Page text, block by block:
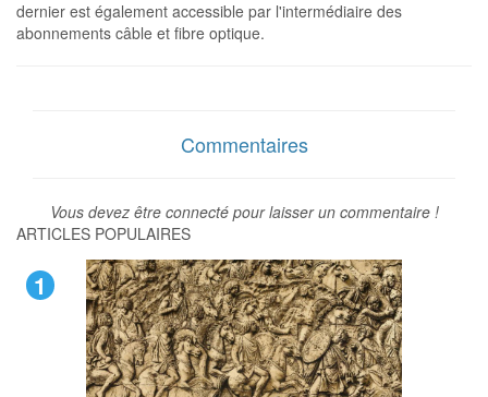
dernier est également accessible par l'intermédiaire des
abonnements câble et fibre optique.
Commentaires
Vous devez être connecté pour laisser un commentaire !
ARTICLES POPULAIRES
1